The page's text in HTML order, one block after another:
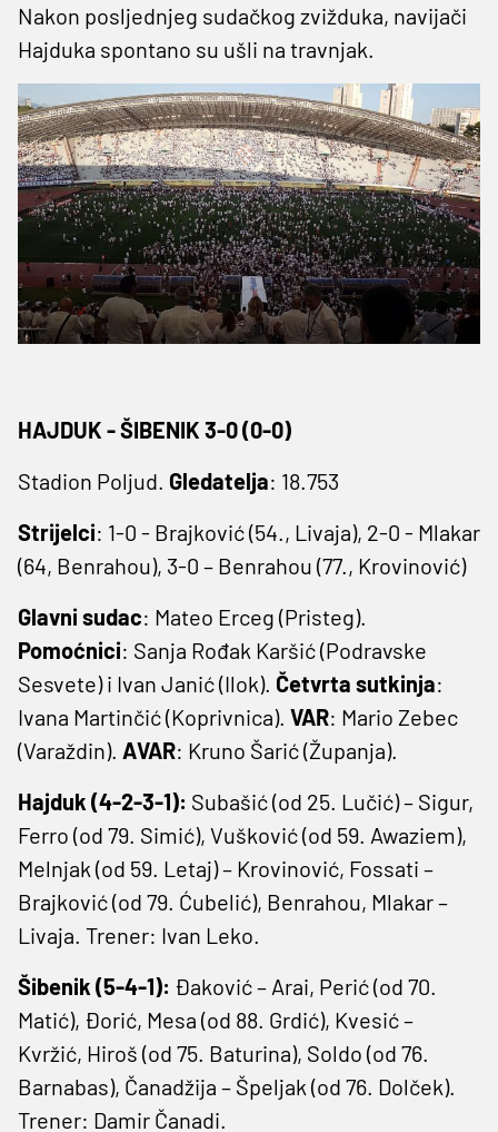
Nakon posljednjeg sudačkog zvižduka, navijači
Hajduka spontano su ušli na travnjak.
HAJDUK - ŠIBENIK 3-0 (0-0)
Stadion Poljud. Gledatelja: 18.753
Strijelci: 1-0 - Brajković (54., Livaja), 2-0 - Mlakar
(64, Benrahou), 3-0 – Benrahou (77., Krovinović)
Glavni sudac: Mateo Erceg (Pristeg).
Pomoćnici: Sanja Rođak Karšić (Podravske
Sesvete) i Ivan Janić (Ilok). Četvrta sutkinja:
Ivana Martinčić (Koprivnica). VAR: Mario Zebec
(Varaždin). AVAR: Kruno Šarić (Županja).
Hajduk (4-2-3-1): Subašić (od 25. Lučić) – Sigur,
Ferro (od 79. Simić), Vušković (od 59. Awaziem),
Melnjak (od 59. Letaj) – Krovinović, Fossati –
Brajković (od 79. Ćubelić), Benrahou, Mlakar –
Livaja. Trener: Ivan Leko.
Šibenik (5-4-1): Đaković – Arai, Perić (od 70.
Matić), Đorić, Mesa (od 88. Grdić), Kvesić –
Kvržić, Hiroš (od 75. Baturina), Soldo (od 76.
Barnabas), Čanadžija – Špeljak (od 76. Dolček).
Trener: Damir Čanadi.